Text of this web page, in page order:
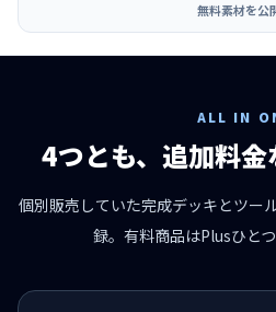
無料素材を公
ALL IN
4つとも、追加料
個別販売していた完成デッキとツー
録。有料商品はPlusひと